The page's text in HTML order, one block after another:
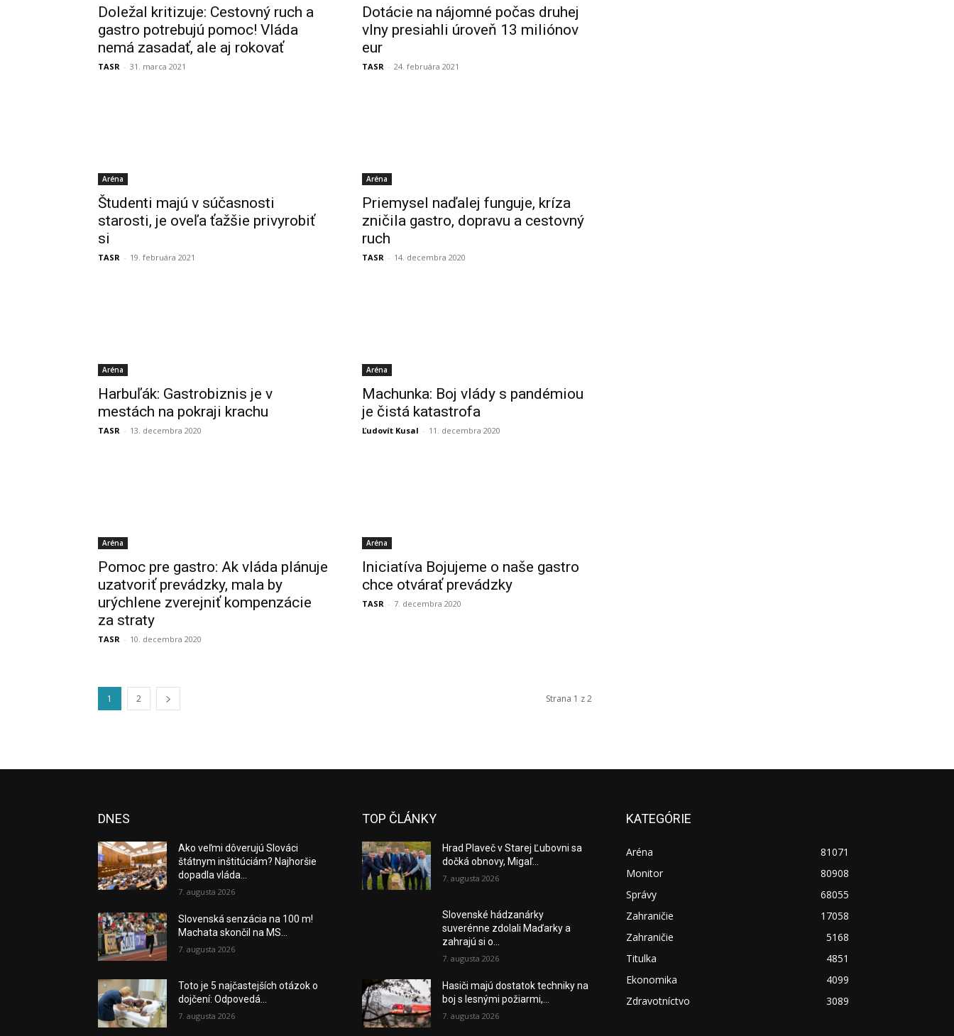
Doležal kritizuje: Cestovný ruch a
gastro potrebujú pomoc! Vláda
nemá zasadať, ale aj rokovať
TASR - 31. marca 2021
Dotácie na nájomné počas druhej
vlny presiahli úroveň 13 miliónov
eur
TASR - 24. februára 2021
Aréna
Študenti majú v súčasnosti
starosti, je oveľa ťažšie privyrobiť
si
TASR - 19. februára 2021
Aréna
Priemysel naďalej funguje, kríza
zničila gastro, dopravu a cestovný
ruch
TASR - 14. decembra 2020
Aréna
Harbuľák: Gastrobiznis je v
mestách na pokraji krachu
TASR - 13. decembra 2020
Aréna
Machunka: Boj vlády s pandémiou
je čistá katastrofa
Ľudovít Kusal - 11. decembra 2020
Aréna
Pomoc pre gastro: Ak vláda plánuje
uzatvoriť prevádzky, mala by
urýchlene zverejniť kompenzácie
za straty
TASR - 10. decembra 2020
Aréna
Iniciatíva Bojujeme o naše gastro
chce otvárať prevádzky
TASR - 7. decembra 2020
1 2 Strana 1 z 2
DNES
Ako veľmi dôverujú Slováci
štátnym inštitúciám? Najhoršie
dopadla vláda...
7. augusta 2026
Slovenská senzácia na 100 m!
Machata skončil na MS...
7. augusta 2026
Toto je 5 najčastejších otázok o
dojčení: Odpovedá...
7. augusta 2026
TOP ČLÁNKY
Hrad Plaveč v Starej Ľubovni sa
dočká obnovy, Migaľ...
7. augusta 2026
Slovenské hádzanárky
suverénne zdolali Maďarky a
zahrajú si o...
7. augusta 2026
Hasiči majú dostatok techniky na
boj s lesnými požiarmi,...
7. augusta 2026
KATEGÓRIE
Aréna
81071
Monitor
80908
Správy
68055
Zahraničie
17058
Zahraničie
5168
Titulka
4851
Ekonomika
4099
Zdravotníctvo
3089